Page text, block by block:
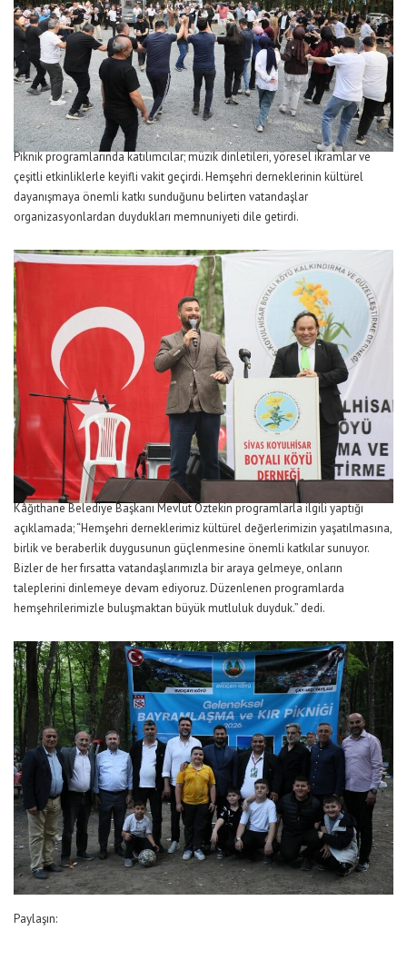
Piknik programlarında katılımcılar; müzik dinletileri, yöresel ikramlar ve
çeşitli etkinliklerle keyifli vakit geçirdi. Hemşehri derneklerinin kültürel
dayanışmaya önemli katkı sunduğunu belirten vatandaşlar
organizasyonlardan duydukları memnuniyeti dile getirdi.
Kâğıthane Belediye Başkanı Mevlüt Öztekin programlarla ilgili yaptığı
açıklamada; “Hemşehri derneklerimiz kültürel değerlerimizin yaşatılmasına,
birlik ve beraberlik duygusunun güçlenmesine önemli katkılar sunuyor.
Bizler de her fırsatta vatandaşlarımızla bir araya gelmeye, onların
taleplerini dinlemeye devam ediyoruz. Düzenlenen programlarda
hemşehrilerimizle buluşmaktan büyük mutluluk duyduk.” dedi.
Paylaşın: